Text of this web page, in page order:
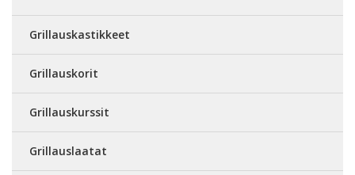
Grillauskastikkeet
Grillauskorit
Grillauskurssit
Grillauslaatat